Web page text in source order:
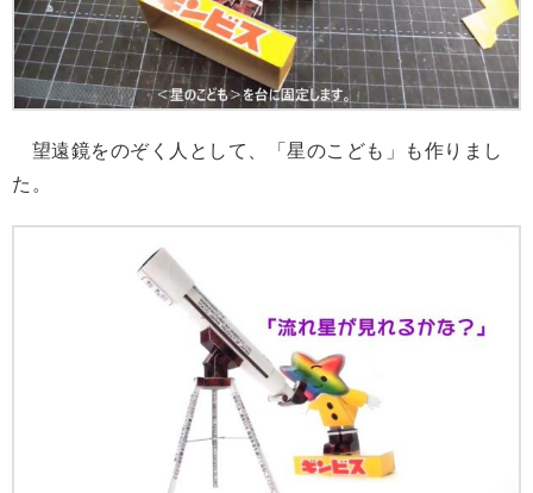
望遠鏡をのぞく人として、「星のこども」も作りまし
た。